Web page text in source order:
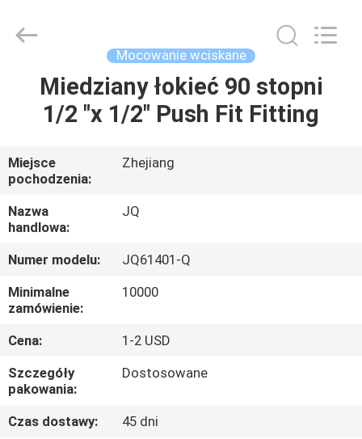
DOM
O
NAS
WYCIECZKA
PO
KONTROLA
JAKOŚCI
Ltd..
Mocowanie wciskane
Miedziany łokieć 90 stopni
1/2 "x 1/2" Push Fit Fitting
Miejsce
pochodzenia:
Zhejiang
Nazwa
handlowa:
JQ
Numer modelu:
JQ61401-Q
Minimalne
zamówienie:
10000
Cena:
1-2 USD
Szczegóły
pakowania:
Dostosowane
Czas dostawy:
45 dni